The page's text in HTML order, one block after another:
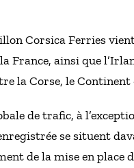
Corsica Ferries
France, ainsi que
la Corse, le Continent
de trafic, à
se situent
de la mise en place